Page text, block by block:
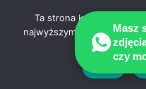
Ekspertyza ciężarówek
MOTOEXPERT
Masz
czy
Ta strona korzysta z
najwyższym poziomie.
że